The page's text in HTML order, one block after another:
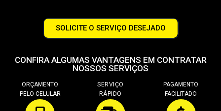
SOLICITE O SERVIÇO DESEJADO
CONFIRA ALGUMAS VANTAGENS EM CONTRATAR
NOSSOS SERVIÇOS
ORÇAMENTO
PELO CELULAR
SERVIÇO
RÁPIDO
PAGAMENTO
FACILITADO